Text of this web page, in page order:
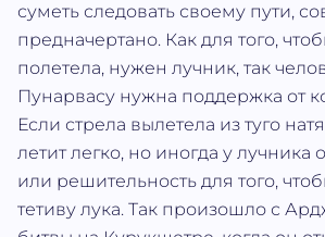
суметь следовать своему пути,
предначертано. Как для того,
полетела, нужен лучник, так
Пунарвасу нужна поддержка от
Если стрела вылетела из туго
летит легко, но иногда у лучника
или решительность для того,
тетиву лука. Так произошло с